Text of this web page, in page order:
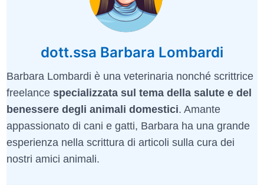
dott.ssa Barbara Lombardi
Barbara Lombardi è una veterinaria nonché scrittrice
freelance specializzata sul tema della salute e del
benessere degli animali domestici. Amante
appassionato di cani e gatti, Barbara ha una grande
esperienza nella scrittura di articoli sulla cura dei
nostri amici animali.